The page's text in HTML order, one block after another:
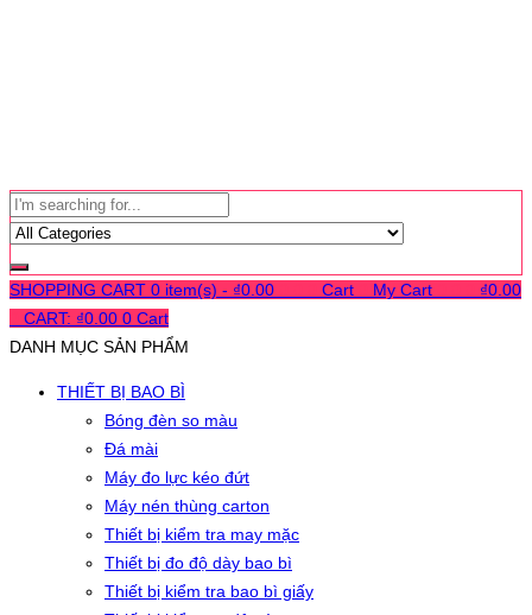
SHOPPING CART 0 item(s) - ₫0.00 Cart My Cart ₫0.00
CART: ₫0.00 0 Cart
DANH MỤC SẢN PHẨM
THIẾT BỊ BAO BÌ
Bóng đèn so màu
Đá mài
Máy đo lực kéo đứt
Máy nén thùng carton
Thiết bị kiểm tra may mặc
Thiết bị đo độ dày bao bì
Thiết bị kiểm tra bao bì giấy